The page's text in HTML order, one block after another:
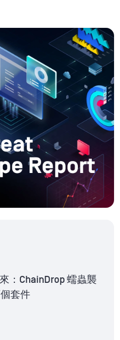
：ChainDrop 蠕蟲襲
套件